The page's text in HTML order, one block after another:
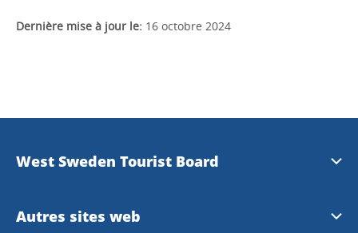
Dernière mise à jour le: 16 octobre 2024
West Sweden Tourist Board
Information de presse
Autres sites web